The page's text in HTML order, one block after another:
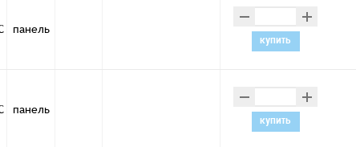
панель – +
купить
панель – +
купить